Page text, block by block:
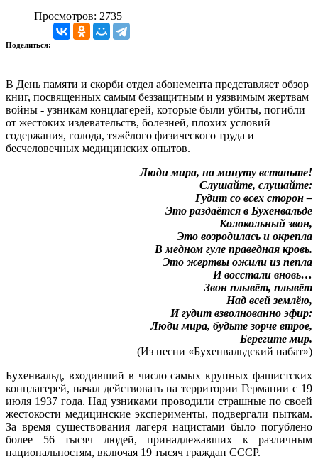
Просмотров: 2735
Поделиться:
В День памяти и скорби отдел абонемента представляет обзор
книг, посвященных самым беззащитным и уязвимым жертвам
войны - узникам концлагерей, которые были убиты, погибли
от жестоких издевательств, болезней, плохих условий
содержания, голода, тяжёлого физического труда и
бесчеловечных медицинских опытов.
Люди мира, на минуту встаньте!
Слушайте, слушайте:
Гудит со всех сторон –
Это раздаётся в Бухенвальде
Колокольный звон,
Это возродилась и окрепла
В медном гуле праведная кровь.
Это жертвы ожили из пепла
И восстали вновь…
Звон плывёт, плывёт
Над всей землёю,
И гудит взволнованно эфир:
Люди мира, будьте зорче втрое,
Берегите мир.
(Из песни «Бухенвальдский набат»)
Бухенвальд, входивший в число самых крупных фашистских
концлагерей, начал действовать на территории Германии с 19
июля 1937 года. Над узниками проводили страшные по своей
жестокости медицинские эксперименты, подвергали пыткам.
За время существования лагеря нацистами было погублено
более 56 тысяч людей, принадлежавших к различным
национальностям, включая 19 тысяч граждан СССР.